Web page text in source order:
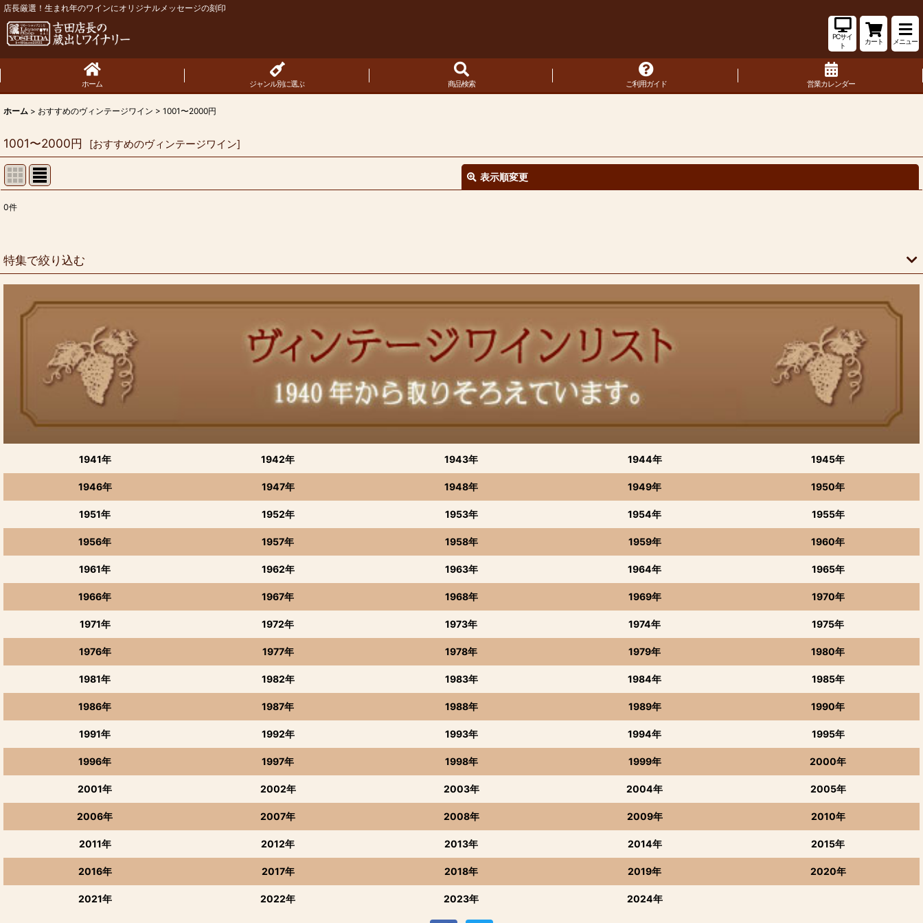
店長厳選！生まれ年のワインにオリジナルメッセージの刻印
PCサイ
ト
カート メニュー
ホーム ジャンル別に選ぶ 商品検索 ご利用ガイド 営業カレンダー
ホーム > おすすめのヴィンテージワイン > 1001〜2000円
1001〜2000円 [おすすめのヴィンテージワイン]
表示順変更
並び順:
0件
特集で絞り込む
白ワイン
〜1000円の商品
1001〜2000円
2001〜5000円
5001〜10000円
芋焼酎 国分酒造
1941年 1942年 1943年 1944年 1945年
1946年 1947年 1948年 1949年 1950年
1951年 1952年 1953年 1954年 1955年
1956年 1957年 1958年 1959年 1960年
1961年 1962年 1963年 1964年 1965年
1966年 1967年 1968年 1969年 1970年
1971年 1972年 1973年 1974年 1975年
1976年 1977年 1978年 1979年 1980年
1981年 1982年 1983年 1984年 1985年
1986年 1987年 1988年 1989年 1990年
1991年 1992年 1993年 1994年 1995年
1996年 1997年 1998年 1999年 2000年
2001年 2002年 2003年 2004年 2005年
2006年 2007年 2008年 2009年 2010年
2011年 2012年 2013年 2014年 2015年
2016年 2017年 2018年 2019年 2020年
2021年 2022年 2023年 2024年